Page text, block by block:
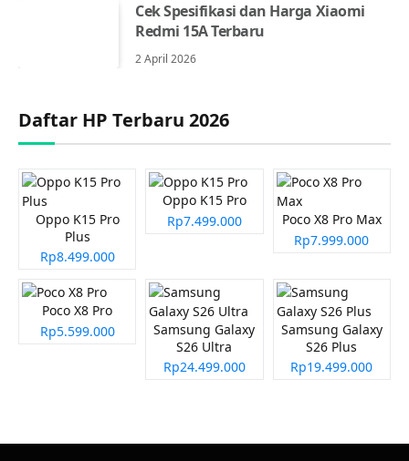
Cek Spesifikasi dan Harga Xiaomi
Redmi 15A Terbaru
2 April 2026
Daftar HP Terbaru 2026
Oppo K15 Pro
Plus
Rp8.499.000
Oppo K15 Pro
Rp7.499.000
Poco X8 Pro Max
Rp7.999.000
Poco X8 Pro
Rp5.599.000
Samsung Galaxy
S26 Ultra
Rp24.499.000
Samsung Galaxy
S26 Plus
Rp19.499.000